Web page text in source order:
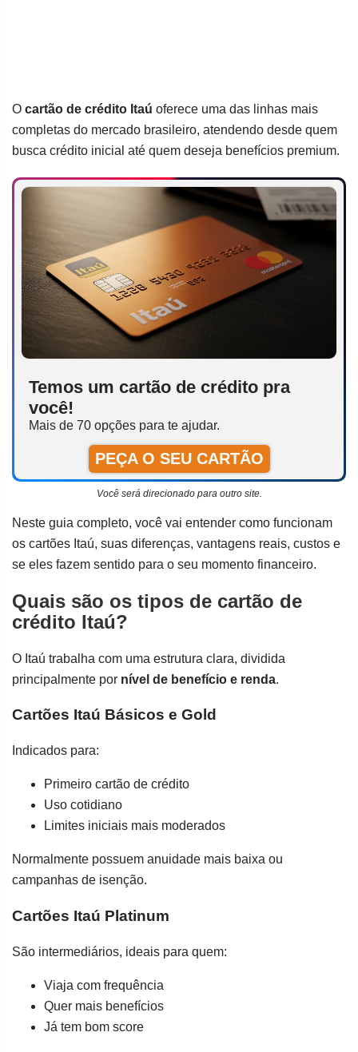
O cartão de crédito Itaú oferece uma das linhas mais
completas do mercado brasileiro, atendendo desde quem
busca crédito inicial até quem deseja benefícios premium.
Temos um cartão de crédito pra
você!
Mais de 70 opções para te ajudar.
PEÇA O SEU CARTÃO
Você será direcionado para outro site.
Neste guia completo, você vai entender como funcionam
os cartões Itaú, suas diferenças, vantagens reais, custos e
se eles fazem sentido para o seu momento financeiro.
Quais são os tipos de cartão de
crédito Itaú?
O Itaú trabalha com uma estrutura clara, dividida
principalmente por nível de benefício e renda.
Cartões Itaú Básicos e Gold
Indicados para:
Primeiro cartão de crédito
Uso cotidiano
Limites iniciais mais moderados
Normalmente possuem anuidade mais baixa ou
campanhas de isenção.
Cartões Itaú Platinum
São intermediários, ideais para quem:
Viaja com frequência
Quer mais benefícios
Já tem bom score